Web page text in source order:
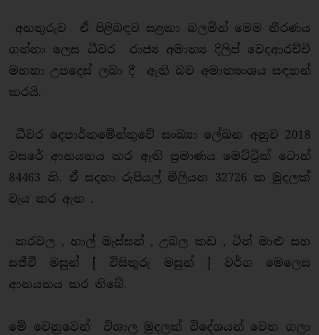
අනතුරුව ඒ පිළිබඳව සළකා බලමින් මෙම තීරණය
ගන්නා ලෙස ධීවර රාජ්‍ය අමාත්‍ය දිලිප් වෙදආරච්චි
මහතා උපදෙස් ලබා දී ඇති බව අමාත්‍යංශය සඳහන්
කරයි.
ධීවර දෙපාර්තමේන්තුවේ සංඛ්‍යා ලේඛන අනුව 2018
වසරේ ආනයනය කර ඇති ප්‍රමාණය මෙට්ට්‍රික් ටොන්
84463 කි. ඒ සදහා රුපියල් මිලියන 32726 ක මුදලක්
වැය කර ඇත .
කරවල , හාල් මැස්සන් , උබල කඩ , ටින් මාළු සහ
සජීවී මසුන් [ විසිතුරු මසුන් ] වර්ග මෙලෙස
ආනයනය කර තිබේ.
මේ වෙනුවෙන් විශාල මුදලක් විදේශයන් වෙත ගලා